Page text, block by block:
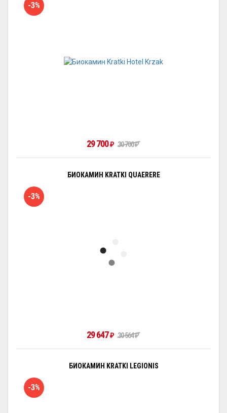
-3%
29 700₽ 30 700₽
БИОКАМИН KRATKI QUAERERE
-3%
29 647₽ 30 564₽
БИОКАМИН KRATKI LEGIONIS
-3%